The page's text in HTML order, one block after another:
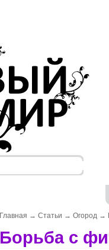
Главная → Статьи → Огород →
Борьба с